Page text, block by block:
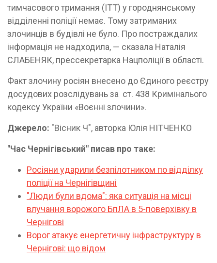
тимчасового тримання (ІТТ) у городнянському
відділенні поліції немає. Тому затриманих
злочинців в будівлі не було. Про постраждалих
інформація не надходила, — сказала Наталія
СЛАБЕНЯК, прессекретарка Нац­поліції в області.
Факт злочину росіян внесено до Єдиного реєстру
досудових розслідувань за ст. 438 Криміналь­ого
кодексу України «Воєнні злочини».
Джерело: "Вісник Ч", авторка Юлія НІТЧЕНКО
"Час Чернігівський" писав про таке:
Росіяни ударили безпілотником по відділку
поліції на Чернігівщині
"Люди були вдома": яка ситуація на місці
влучання ворожого БпЛА в 5-поверхівку в
Чернігові
Ворог атакує енергетичну інфраструктуру в
Чернігові: що відом